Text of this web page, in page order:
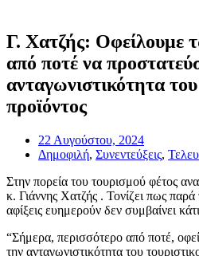
Γ. Χατζής: Οφείλουμε
από ποτέ να
ανταγωνιστικότητα
προϊόντος
22 Αυγούστου, 2024
Δημοφιλή, Συνεντεύξεις,
Στην πορεία του τουρισμού φέτος
κ. Γιάννης Χατζής . Τονίζει πως παρά
αφίξεις ευημερούν δεν συμβαίνει
“Σήμερα, περισσότερο από ποτέ,
την ανταγωνιστικότητα του